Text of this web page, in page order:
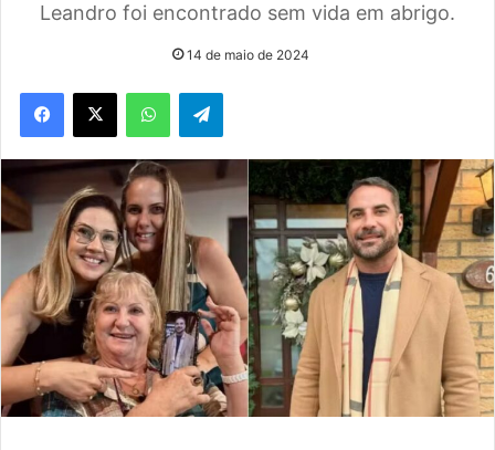
Leandro foi encontrado sem vida em abrigo.
14 de maio de 2024
WhatsAppTelegram